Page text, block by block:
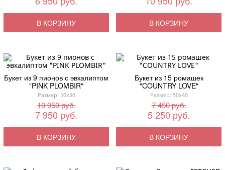
В КОРЗИНУ В КОРЗИНУ
Букет из 9 пионов с эвкалиптом
"PINK PLOMBIR"
Размер: 50x30
10 950 руб.
7 950 руб.
В КОРЗИНУ
Букет из 15 ромашек
"COUNTRY LOVE"
Размер: 50x40
7 450 руб.
5 250 руб.
В КОРЗИНУ